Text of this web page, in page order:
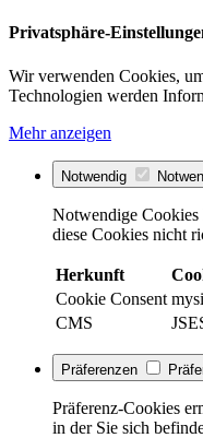
Privatsphäre-
Wir verwenden Cookies,
Technologien werden
Mehr anzeigen
Notwendig
Notwendige Cookies
diese Cookies nicht
Herkunft
Cookie Consent
CMS
Präferenzen
Präferenz-Cookies
in der Sie sich